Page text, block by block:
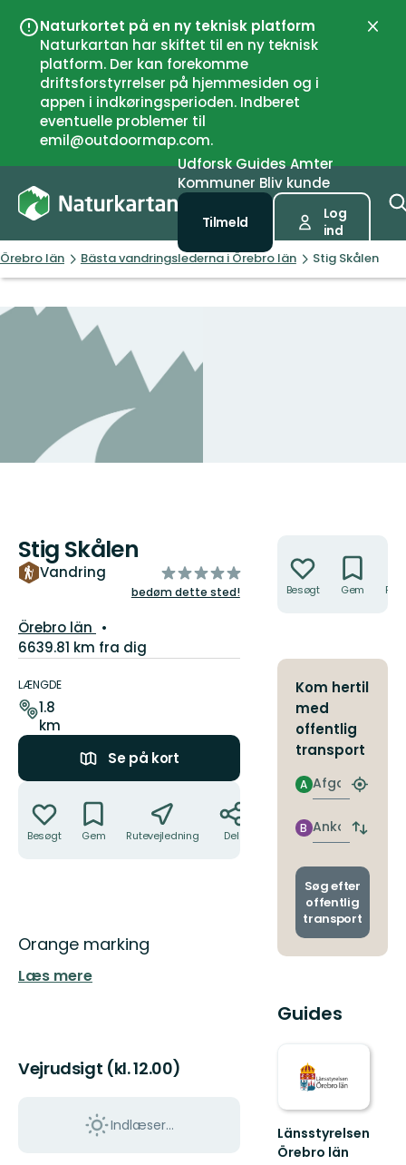
Naturkortet på en ny teknisk platform
Naturkartan har skiftet til en ny teknisk
platform. Der kan forekomme
driftsforstyrrelser på hjemmesiden og i
appen i indkøringsperioden. Indberet
eventuelle problemer til
emil@outdoormap.com.
Luk
UdforskGuidesAmter
Kommuner Bliv kunde
Tilmeld
Log
ind
Örebro län Bästa vandringslederna i Örebro län Stig Skålen
Stig Skålen
Vandring
ud
af
bedøm dette sted!
Amt:
Örebro län
6639.81 km fra dig
LÆNGDE
1.8
km
Se på kort
Besøgt Gem Rutevejledning Del
Beskrivelse
Orange marking
Læs mere
Vejrudsigt (kl. 12.00)
Indlæser...
Besøgt Gem
Kom hertil
med
offentlig
transport
Afgang
A
Find
Ankomst
B
Skift
og
Søg efter
offentlig
transport
Guides
Länsstyrelsen
Örebro län